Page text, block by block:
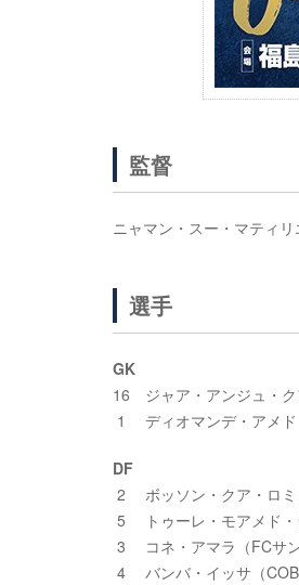
監督
ニャマン・スー・マティリ
選手
GK
16 ジャア・アンジュ・ク
1 ディオマンデ・アメド
DF
2 ボッソン・クア・ロミ
5 トゥーレ・モアメド・
3 コネ・アマラ（FCサン
4 バンバ・イッサ（